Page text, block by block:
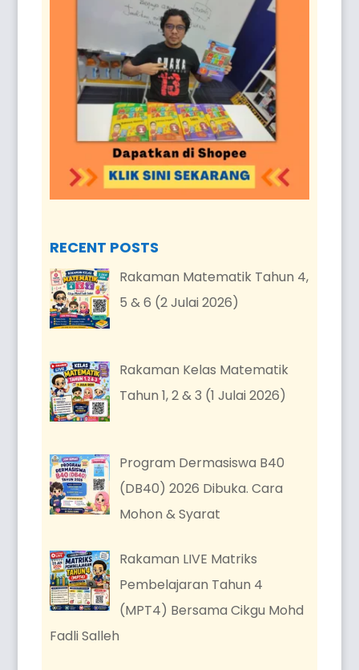
RECENT POSTS
Rakaman Matematik Tahun 4,
5 & 6 (2 Julai 2026)
Rakaman Kelas Matematik
Tahun 1, 2 & 3 (1 Julai 2026)
Program Dermasiswa B40
(DB40) 2026 Dibuka. Cara
Mohon & Syarat
Rakaman LIVE Matriks
Pembelajaran Tahun 4
(MPT4) Bersama Cikgu Mohd
Fadli Salleh